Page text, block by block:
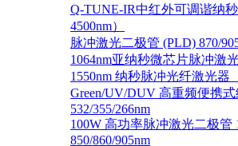
Q-TUNE-IR中红外可调谐纳
4500nm）
脉冲激光二极管 (PLD) 870/
1064nm亚纳秒微芯片脉冲激
1550nm 纳秒脉冲光纤激光器
Green/UV/DUV 高重频便携
532/355/266nm
100W 高功率脉冲激光二极管
850/860/905nm